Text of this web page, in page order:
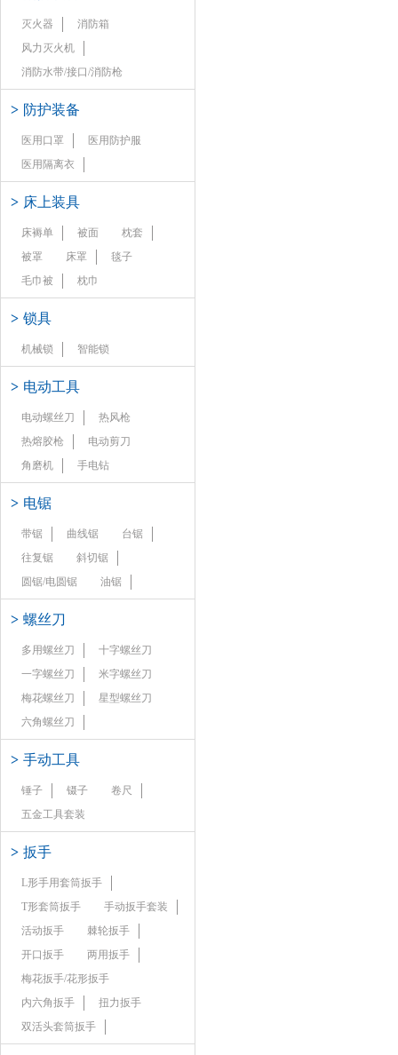
灭火器
消防箱
风力灭火机
消防水带/接口/消防枪
> 防护装备
医用口罩
医用防护服
医用隔离衣
> 床上装具
床褥单 被面
枕套
被罩
床罩
毯子
毛巾被
枕巾
> 锁具
机械锁 智能锁
> 电动工具
电动螺丝刀
热风枪
热熔胶枪
电动剪刀
角磨机
手电钻
> 电锯
带锯 曲线锯
台锯
往复锯
斜切锯
圆锯/电圆锯
油锯
> 螺丝刀
多用螺丝刀
十字螺丝刀
一字螺丝刀
米字螺丝刀
梅花螺丝刀
星型螺丝刀
六角螺丝刀
> 手动工具
锤子 镊子
卷尺
五金工具套装
> 扳手
L形手用套筒扳手
T形套筒扳手
手动扳手套装
活动扳手
棘轮扳手
开口扳手
两用扳手
梅花扳手/花形扳手
内六角扳手
扭力扳手
双活头套筒扳手